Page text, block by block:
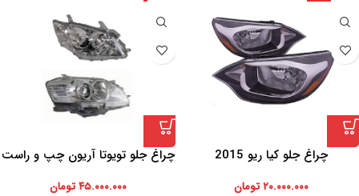
چراغ جلو کیا ریو 2015
۲۰.۰۰۰.۰۰۰تومان
چراغ جلو تویوتا آریون چپ و راست
۴۵.۰۰۰.۰۰۰ تومان